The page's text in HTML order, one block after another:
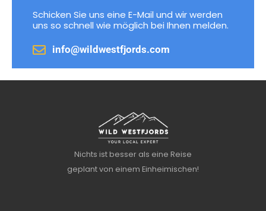
Schicken Sie uns eine E-Mail und wir werden
uns so schnell wie möglich bei Ihnen melden.
info@wildwestfjords.com
Nichts ist besser als eine Reise
geplant von einem Einheimischen!